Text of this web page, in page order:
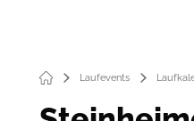
Laufevents